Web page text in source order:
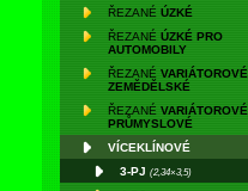
ŘEZANÉ ÚZKÉ
ŘEZANÉ ÚZKÉ PRO
AUTOMOBILY
ŘEZANÉ VARIÁTOROVÉ
ZEMĚDĚLSKÉ
ŘEZANÉ VARIÁTOROVÉ
PRŮMYSLOVÉ
VÍCEKLÍNOVÉ
3-PJ (2,34×3,5)